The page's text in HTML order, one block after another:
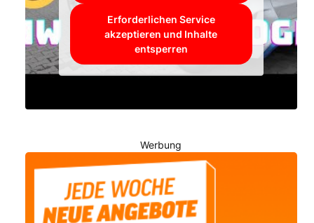
Erforderlichen Service
akzeptieren und Inhalte
entsperren
Werbung